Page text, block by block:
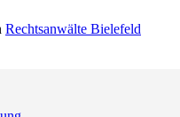
Rechtsanwälte Bielefeld